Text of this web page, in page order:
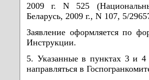
2009 г. N 525
Беларусь, 2009 г., N 107, 5/
Заявление оформляется по
Инструкции.
5. Указанные в пунктах 3 и
направляться в